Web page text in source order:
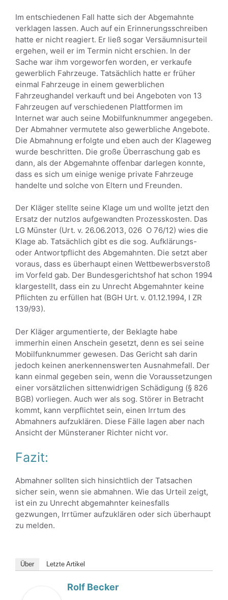
Im entschiedenen Fall hatte sich der Abgemahnte
verklagen lassen. Auch auf ein Erinnerungsschreiben
hatte er nicht reagiert. Er ließ sogar Versäumnisurteil
ergehen, weil er im Termin nicht erschien. In der
Sache war ihm vorgeworfen worden, er verkaufe
gewerblich Fahrzeuge. Tatsächlich hatte er früher
einmal Fahrzeuge in einem gewerblichen
Fahrzeughandel verkauft und bei Angeboten von 13
Fahrzeugen auf verschiedenen Plattformen im
Internet war auch seine Mobilfunknummer angegeben.
Der Abmahner vermutete also gewerbliche Angebote.
Die Abmahnung erfolgte und eben auch der Klageweg
wurde beschritten. Die große Überraschung gab es
dann, als der Abgemahnte offenbar darlegen konnte,
dass es sich um einige wenige private Fahrzeuge
handelte und solche von Eltern und Freunden.
Der Kläger stellte seine Klage um und wollte jetzt den
Ersatz der nutzlos aufgewandten Prozesskosten. Das
LG Münster (Urt. v. 26.06.2013, 026 O 76/12) wies die
Klage ab. Tatsächlich gibt es die sog. Aufklärungs-
oder Antwortpflicht des Abgemahnten. Die setzt aber
voraus, dass es überhaupt einen Wettbewerbsverstoß
im Vorfeld gab. Der Bundesgerichtshof hat schon 1994
klargestellt, dass ein zu Unrecht Abgemahnter keine
Pflichten zu erfüllen hat (BGH Urt. v. 01.12.1994, I ZR
139/93).
Der Kläger argumentierte, der Beklagte habe
immerhin einen Anschein gesetzt, denn es sei seine
Mobilfunknummer gewesen. Das Gericht sah darin
jedoch keinen anerkennenswerten Ausnahmefall. Der
kann einmal gegeben sein, wenn die Voraussetzungen
einer vorsätzlichen sittenwidrigen Schädigung (§ 826
BGB) vorliegen. Auch wer als sog. Störer in Betracht
kommt, kann verpflichtet sein, einen Irrtum des
Abmahners aufzuklären. Diese Fälle lagen aber nach
Ansicht der Münsteraner Richter nicht vor.
Fazit:
Abmahner sollten sich hinsichtlich der Tatsachen
sicher sein, wenn sie abmahnen. Wie das Urteil zeigt,
ist ein zu Unrecht abgemahnter keinesfalls
gezwungen, Irrtümer aufzuklären oder sich überhaupt
zu melden.
Über Letzte Artikel
Rolf Becker